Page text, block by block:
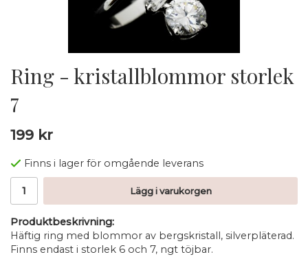
Ring - kristallblommor storlek
7
199 kr
Finns i lager för omgående leverans
Lägg i varukorgen
Produktbeskrivning:
Häftig ring med blommor av bergskristall, silverpläterad.
Finns endast i storlek 6 och 7, ngt töjbar.